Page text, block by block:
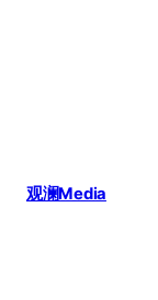
观澜Media